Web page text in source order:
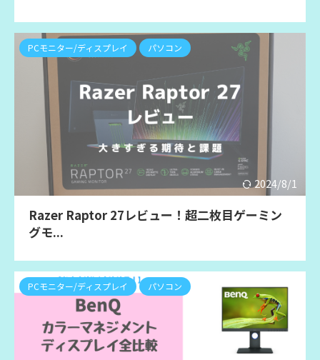
2024/8/1
PCモニター/ディスプレイ パソコン
Razer Raptor 27レビュー！超二枚目ゲーミン
グモ...
PCモニター/ディスプレイ パソコン